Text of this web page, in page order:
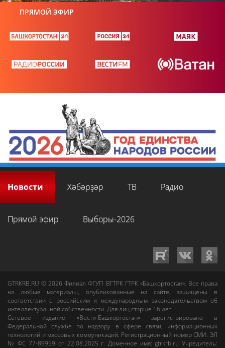
ПРЯМОЙ ЭФИР
Новости Хәбәрҙәр ТВ Радио
Прямой эфир Выборы-2026
GTRKRB.RU © 2026Филиал ФГУП ВГТРК ГТРК «Башкортостан». Все права
на любые материалы, опубликованные на сайте, защищены в
соответствии с российским и международным законодательством об
интеллектуальной собственности. Для лиц старше 16 лет.
Сетевое издание «Вести-Башкортостан»зарегистрировано в
Федеральной службе по надзору в сфере связи, информационных
технологий и массовых коммуникаций. Регистрационный номер СМИ: ЭЛ
№ ФС 77-89959 от 22.08.2025 г. Доменное имя:gtrkrb.ru Учредитель: